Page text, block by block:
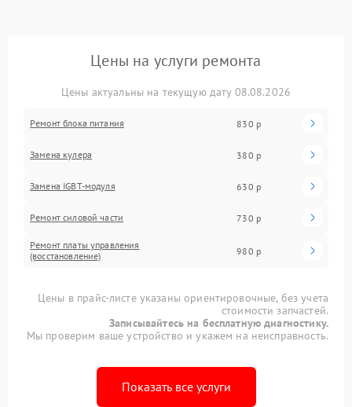
Цены на услуги ремонта
Цены актуальны на текущую дату 08.08.2026
Ремонт блока питания 830 р
Замена кулера 380 р
Замена IGBT-модуля 630 р
Ремонт силовой части 730 р
Ремонт платы управления
(восстановление)
980 р
Цены в прайс-листе указаны ориентировочные, без учета
стоимости запчастей.
Записывайтесь на бесплатную диагностику.
Мы проверим ваше устройство и укажем на неисправность.
Показать все услуги